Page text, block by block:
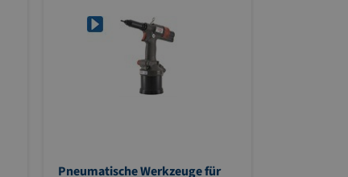
Pneumatische Werkzeuge für